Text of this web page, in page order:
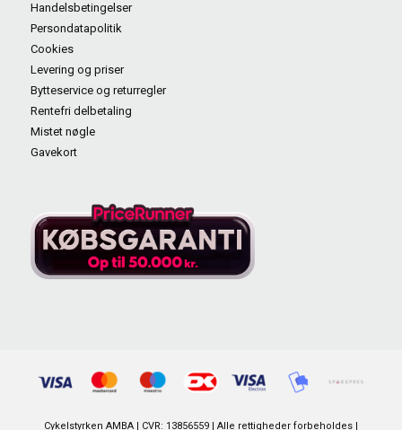
Handelsbetingelser
Persondatapolitik
Cookies
Levering og priser
Bytteservice og returregler
Rentefri delbetaling
Mistet nøgle
Gavekort
Cykelstyrken AMBA | CVR: 13856559 | Alle rettigheder forbeholdes |